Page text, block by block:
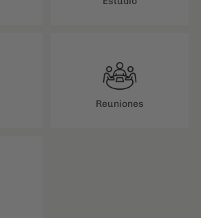
Reuniones